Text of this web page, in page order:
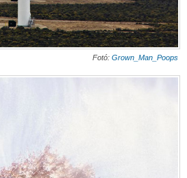
Fotó: Grown_Man_Poops